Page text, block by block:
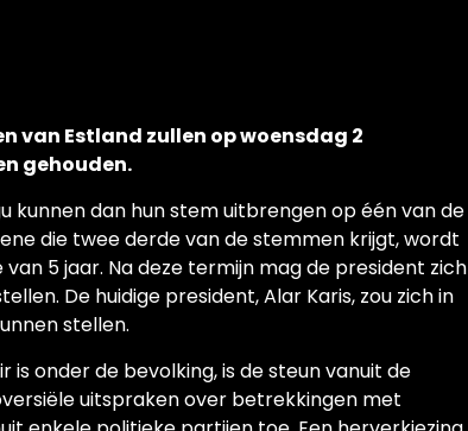
van Estland zullen op woensdag 2
gehouden.
kunnen dan hun stem uitbrengen op één van de
die twee derde van de stemmen krijgt, wordt
5 jaar. Na deze termijn mag de president zich
De huidige president, Alar Karis, zou zich in
stellen.
is onder de bevolking, is de steun vanuit de
uitspraken over betrekkingen met